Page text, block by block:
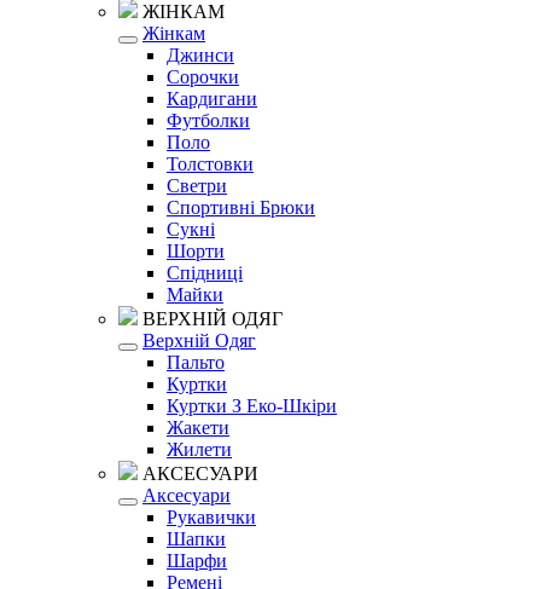
ЖІНКАМ
Жінкам
Джинси
Сорочки
Кардигани
Футболки
Поло
Толстовки
Светри
Спортивні Брюки
Сукні
Шорти
Спідниці
Майки
ВЕРХНІЙ ОДЯГ
Верхній Одяг
Пальто
Куртки
Куртки З Еко-Шкіри
Жакети
Жилети
АКСЕСУАРИ
Аксесуари
Рукавички
Шапки
Шарфи
Ремені